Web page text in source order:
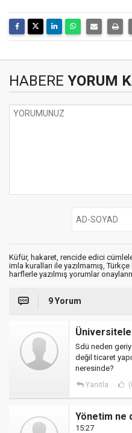
HABERE YORUM
Küfür, hakaret, rencide edici
imla kuralları ile yazılmamış,
harflerle yazılmış yorumlar
9 Yorum
Sdü neden
değil ticaret
neresinde?
Yanıtla
Yönetim ne
15:27